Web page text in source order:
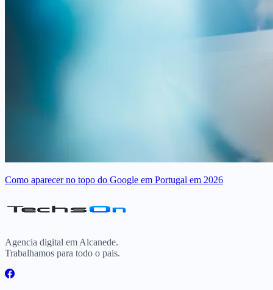
Como aparecer no topo do Google em Portugal em 2026
Agencia digital em Alcanede.
Trabalhamos para todo o pais.